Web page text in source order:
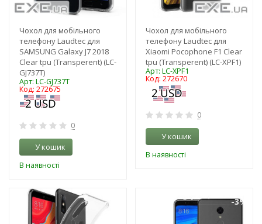
Чохол для мобільного
телефону Laudtec для
SAMSUNG Galaxy J7 2018
Clear tpu (Transperent) (LC-
GJ737T)
Арт: LC-GJ737T
Код: 272675
0
У кошик
В наявності
Чохол для мобільного
телефону Laudtec для
Xiaomi Pocophone F1 Clear
tpu (Transperent) (LC-XPF1)
Арт: LC-XPF1
Код: 272670
0
У кошик
В наявності
-3% -3%